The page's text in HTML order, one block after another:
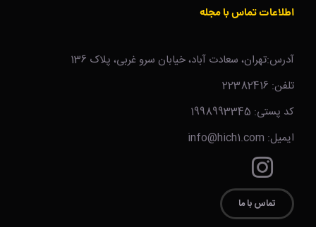
اطلاعات تماس با مجله
آدرس:تهران، سعادت آباد، خیابان سرو غربی، پلاک 136
تلفن: 22382416
کد پستی: 1998993345
ایمیل: info@hich1.com
تماس با ما